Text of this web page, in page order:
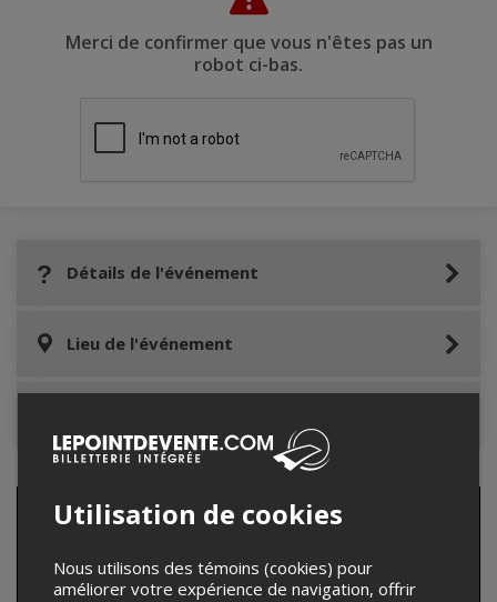
Merci de confirmer que vous n'êtes pas un
robot ci-bas.
Détails de l'événement
Lieu de l'événement
Utilisation de cookies
Nous utilisons des témoins (cookies) pour
améliorer votre expérience de navigation, offrir